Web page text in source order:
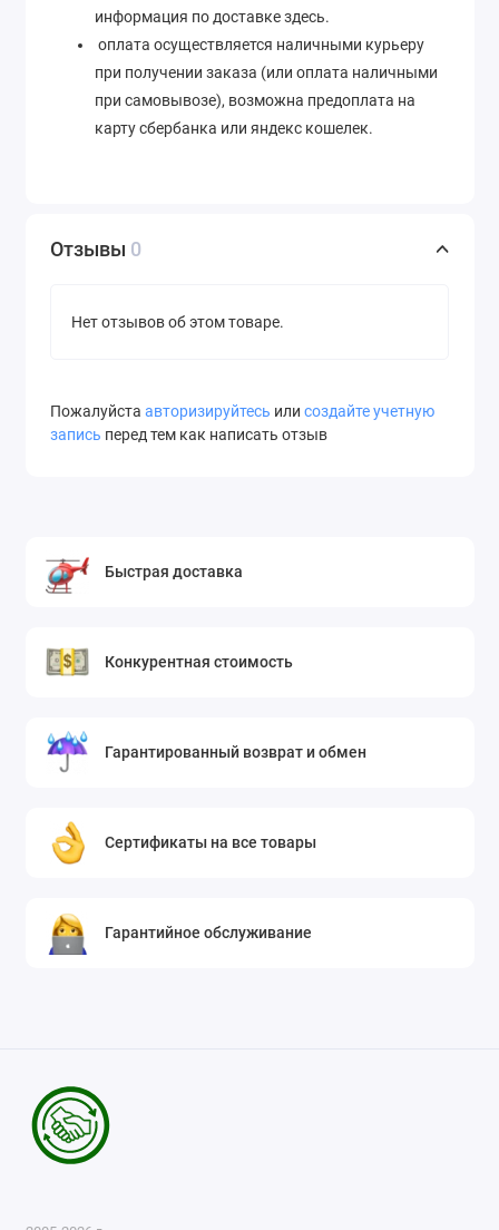
информация по доставке здесь.
оплата осуществляется наличными курьеру
при получении заказа (или оплата наличными
при самовывозе), возможна предоплата на
карту сбербанка или яндекс кошелек.
Отзывы 0
Нет отзывов об этом товаре.
Пожалуйста авторизируйтесь или создайте учетную
запись перед тем как написать отзыв
Быстрая доставка
Конкурентная стоимость
Гарантированный возврат и обмен
Сертификаты на все товары
Гарантийное обслуживание